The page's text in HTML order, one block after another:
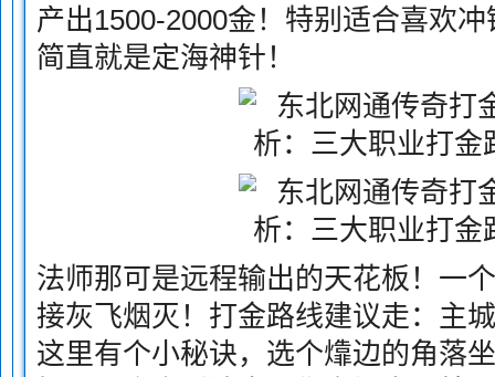
产出1500-2000金！特别适合喜欢
简直就是定海神针！
法师那可是远程输出的天花板！一
接灰飞烟灭！打金路线建议走：主
这里有个小秘诀，选个㸆边的角落